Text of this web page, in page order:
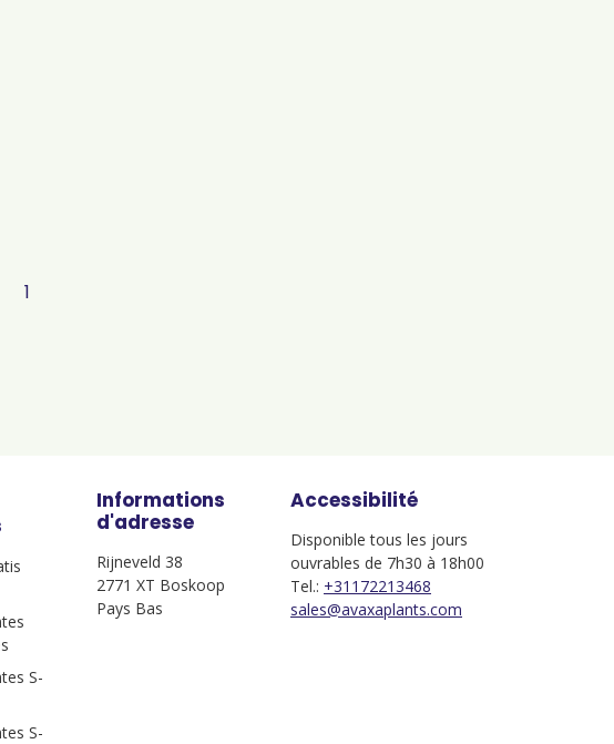
1
S-
S-
Informations
d'adresse
Rijneveld 38
2771 XT Boskoop
Pays Bas
Accessibilité
Disponible tous les jours
ouvrables de 7h30 à 18h00
Tel.: +31172213468
sales@avaxaplants.com